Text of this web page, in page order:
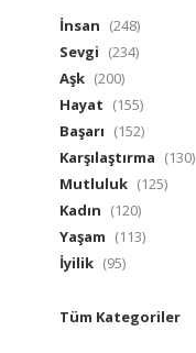
İnsan (248)
Sevgi (234)
Aşk (200)
Hayat (155)
Başarı (152)
Karşılaştırma (130)
Mutluluk (125)
Kadın (120)
Yaşam (113)
İyilik (95)
Tüm Kategoriler